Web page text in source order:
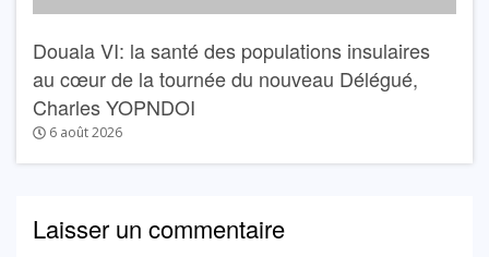
Douala VI: la santé des populations insulaires
au cœur de la tournée du nouveau Délégué,
Charles YOPNDOI
6 août 2026
Laisser un commentaire